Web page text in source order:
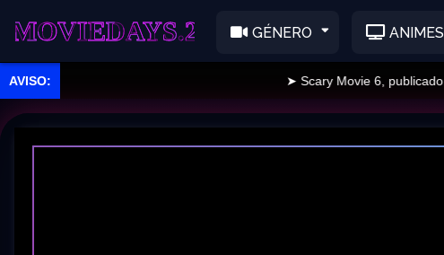
GÉNERO ANIMES
➤ Scary Movie 6, publicado.